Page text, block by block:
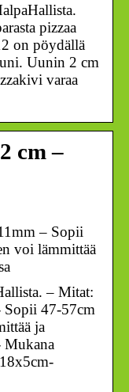
pizzaa
on pöydällä
Uunin 2 cm
varaa
cm –
– Sopii
voi lämmittää
– Mitat:
Sopii 47-57cm
ja
Mukana